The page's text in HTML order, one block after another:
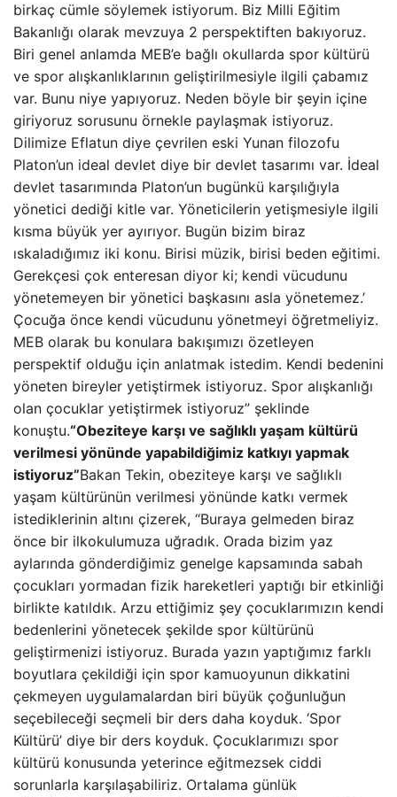
birkaç cümle söylemek istiyorum. Biz Milli Eğitim
Bakanlığı olarak mevzuya 2 perspektiften bakıyoruz.
Biri genel anlamda MEB’e bağlı okullarda spor kültürü
ve spor alışkanlıklarının geliştirilmesiyle ilgili çabamız
var. Bunu niye yapıyoruz. Neden böyle bir şeyin içine
giriyoruz sorusunu örnekle paylaşmak istiyoruz.
Dilimize Eflatun diye çevrilen eski Yunan filozofu
Platon’un ideal devlet diye bir devlet tasarımı var. İdeal
devlet tasarımında Platon’un bugünkü karşılığıyla
yönetici dediği kitle var. Yöneticilerin yetişmesiyle ilgili
kısma büyük yer ayırıyor. Bugün bizim biraz
ıskaladığımız iki konu. Birisi müzik, birisi beden eğitimi.
Gerekçesi çok enteresan diyor ki; kendi vücudunu
yönetemeyen bir yönetici başkasını asla yönetemez.’
Çocuğa önce kendi vücudunu yönetmeyi öğretmeliyiz.
MEB olarak bu konulara bakışımızı özetleyen
perspektif olduğu için anlatmak istedim. Kendi bedenini
yöneten bireyler yetiştirmek istiyoruz. Spor alışkanlığı
olan çocuklar yetiştirmek istiyoruz” şeklinde
konuştu.“Obeziteye karşı ve sağlıklı yaşam kültürü
verilmesi yönünde yapabildiğimiz katkıyı yapmak
istiyoruz”Bakan Tekin, obeziteye karşı ve sağlıklı
yaşam kültürünün verilmesi yönünde katkı vermek
istediklerinin altını çizerek, “Buraya gelmeden biraz
önce bir ilkokulumuza uğradık. Orada bizim yaz
aylarında gönderdiğimiz genelge kapsamında sabah
çocukları yormadan fizik hareketleri yaptığı bir etkinliği
birlikte katıldık. Arzu ettiğimiz şey çocuklarımızın kendi
bedenlerini yönetecek şekilde spor kültürünü
geliştirmenizi istiyoruz. Burada yazın yaptığımız farklı
boyutlara çekildiği için spor kamuoyunun dikkatini
çekmeyen uygulamalardan biri büyük çoğunluğun
seçebileceği seçmeli bir ders daha koyduk. ‘Spor
Kültürü’ diye bir ders koyduk. Çocuklarımızı spor
kültürü konusunda yeterince eğitmezsek ciddi
sorunlarla karşılaşabiliriz. Ortalama günlük